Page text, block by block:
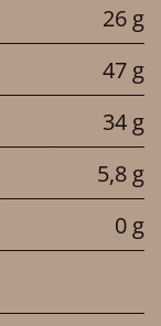
26 g
47 g
34 g
5,8 g
0 g